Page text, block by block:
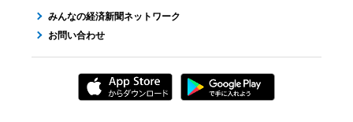
みんなの経済新聞ネットワーク
お問い合わせ